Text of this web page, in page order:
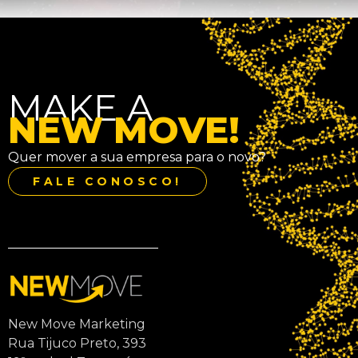
MAKE A
NEW MOVE!
Quer mover a sua empresa para o novo?
FALE CONOSCO!
New Move Marketing
Rua Tijuco Preto, 393